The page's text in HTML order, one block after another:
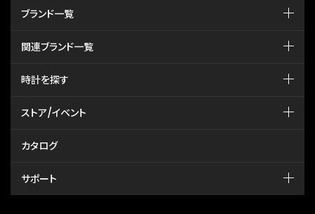
ブランド一覧
関連ブランド一覧
時計を探す
ストア/イベント
カタログ
サポート